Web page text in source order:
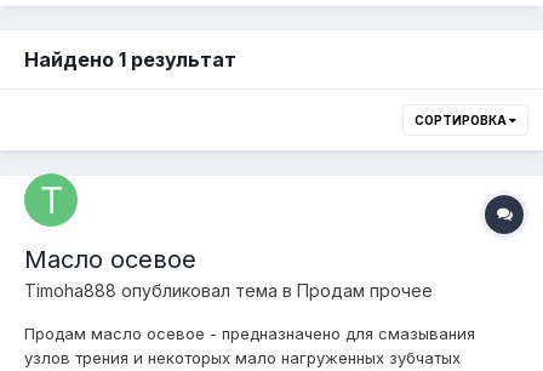
Найдено 1 результат
СОРТИРОВКА
Масло осевое
Timoha888 опубликовал тема в Продам прочее
Продам масло осевое - предназначено для смазывания
узлов трения и некоторых мало нагруженных зубчатых